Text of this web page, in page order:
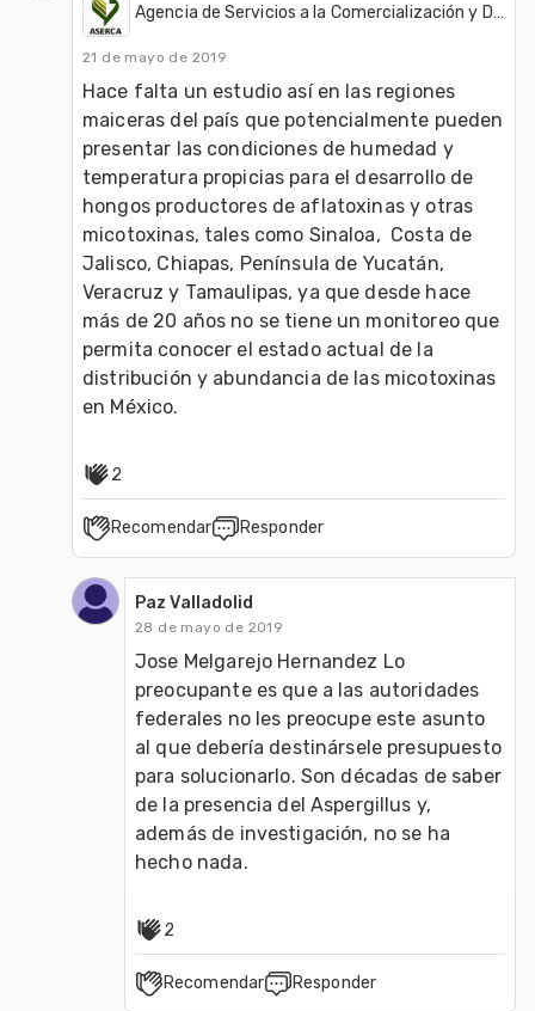
Agencia de Servicios a la Comercialización y Desarrollo de Mercados Agropecuarios - ASERCA
21 de mayo de 2019
Hace falta un estudio así en las regiones
maiceras del país que potencialmente pueden
presentar las condiciones de humedad y
temperatura propicias para el desarrollo de
hongos productores de aflatoxinas y otras
micotoxinas, tales como Sinaloa,  Costa de
Jalisco, Chiapas, Península de Yucatán,
Veracruz y Tamaulipas, ya que desde hace
más de 20 años no se tiene un monitoreo que
permita conocer el estado actual de la
distribución y abundancia de las micotoxinas
en México.
2
Recomendar Responder
Paz Valladolid
28 de mayo de 2019
Jose Melgarejo Hernandez Lo
preocupante es que a las autoridades
federales no les preocupe este asunto
al que debería destinársele presupuesto
para solucionarlo. Son décadas de saber
de la presencia del Aspergillus y,
además de investigación, no se ha
hecho nada.
2
Recomendar Responder